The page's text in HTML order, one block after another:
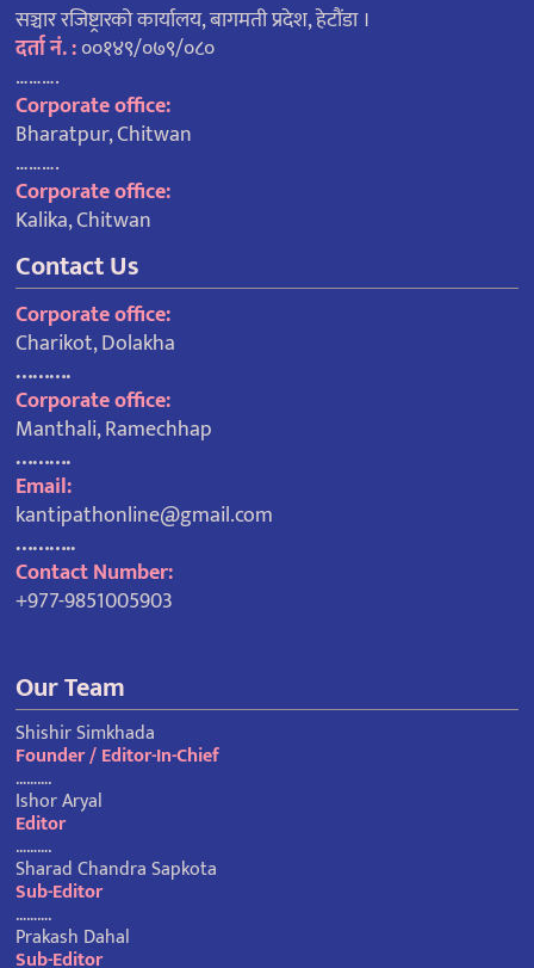
सञ्चार रजिष्ट्रारको कार्यालय, बागमती प्रदेश, हेटौंडा ।
दर्ता नं. :००१४९/०७९/०८०
……….
Corporate office:
Bharatpur, Chitwan
……….
Corporate office:
Kalika, Chitwan
Contact Us
Corporate office:
Charikot, Dolakha
……….
Corporate office:
Manthali, Ramechhap
……….
Email:
kantipathonline@gmail.com
………..
Contact Number:
+977-9851005903
Our Team
Shishir Simkhada
Founder / Editor-In-Chief
……….
Ishor Aryal
Editor
……….
Sharad Chandra Sapkota
Sub-Editor
……….
Prakash Dahal
Sub-Editor